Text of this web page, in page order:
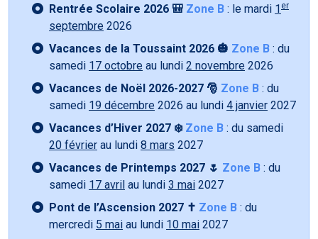
Rentrée Scolaire 2026 🎒 Zone B : le mardi 1 er
septembre 2026
Vacances de la Toussaint 2026 🎃 Zone B : du
samedi 17 octobre au lundi 2 novembre 2026
Vacances de Noël 2026-2027 🎅 Zone B : du
samedi 19 décembre 2026 au lundi 4 janvier 2027
Vacances d’Hiver 2027 ❄️ Zone B : du samedi
20 février au lundi 8 mars 2027
Vacances de Printemps 2027 🌷 Zone B : du
samedi 17 avril au lundi 3 mai 2027
Pont de l’Ascension 2027 ✝️ Zone B : du
mercredi 5 mai au lundi 10 mai 2027